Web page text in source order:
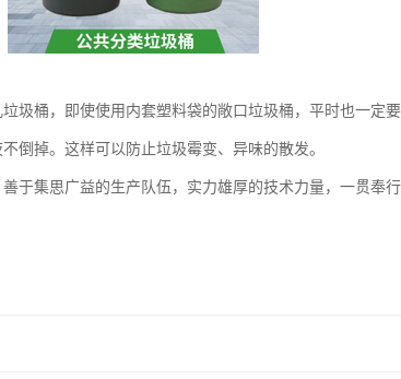
圾桶，即使使用内套塑料袋的敞口垃圾桶，平时也一定
倒掉。这样可以防止垃圾霉变、异味的散发。
于集思广益的生产队伍，实力雄厚的技术力量，一贯奉行